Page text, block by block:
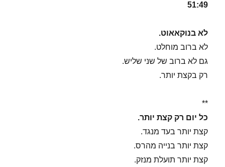
51:49
לא בנוקאאוט.
לא ברוב מוחלט.
גם לא ברוב של שני שליש.
רק בקצת יותר.
**
כל יום רק קצת יותר.
קצת יותר בעד מנגד.
קצת יותר בנייה מהרס.
קצת יותר תועלת מנזק.